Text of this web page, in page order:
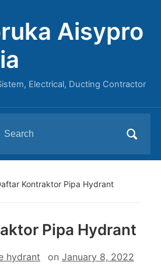
Aisypro
Electrical, Ducting Contractor
Kontraktor Pipa Hydrant
Pipa Hydrant
hydrant on January 8, 2022